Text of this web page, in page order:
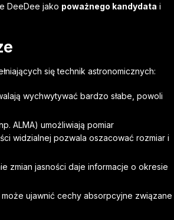
DeeDee jako poważnego kandydata i
się technik astronomicznych:
wychwytywać bardzo słabe, powoli
ALMA) umożliwiają pomiar
widzialnej pozwala oszacować rozmiar i
zmian jasności daje informacje o okresie
ujawnić cechy absorpcyjne związane